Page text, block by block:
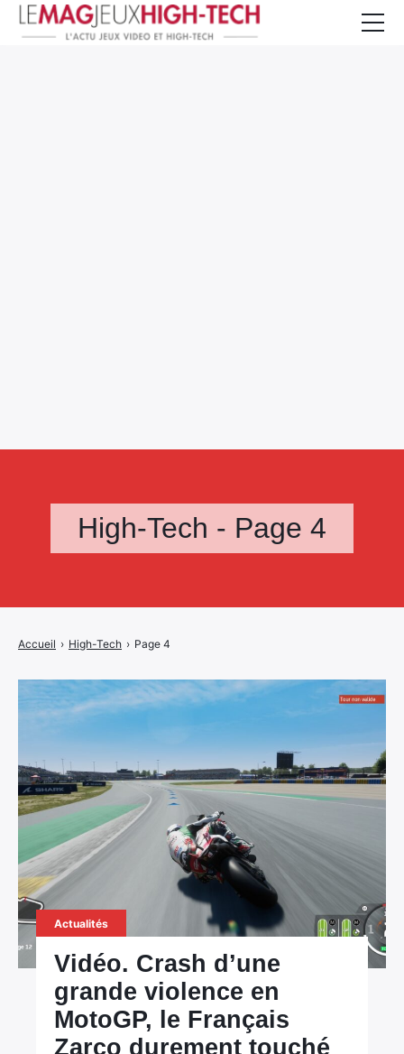
High-Tech - Page 4
Accueil › High-Tech › Page 4
Actualités
Vidéo. Crash d’une
grande violence en
MotoGP, le Français
Zarco durement touché